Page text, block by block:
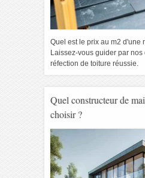
Quel est le prix au m2 d'une
Laissez-vous guider par
réfection de toiture réussie.
Quel constructeur de
choisir ?